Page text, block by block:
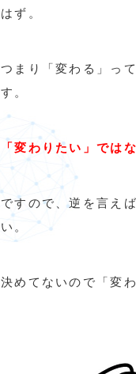
はず。
つまり「変わる」っ
す。
「変わりたい」では
ですので、逆を言え
い。
決めてないので「変